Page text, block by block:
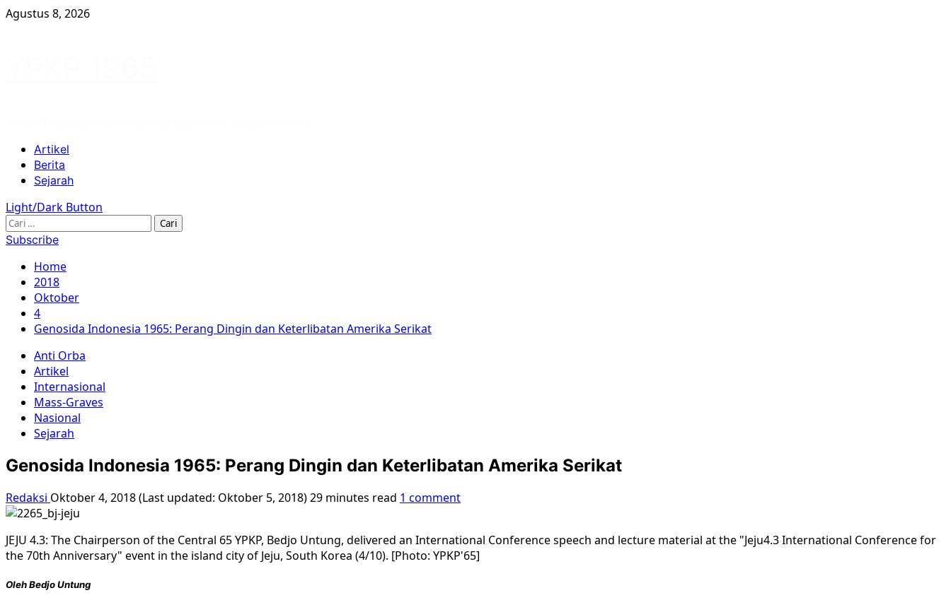
Skip
Agustus 8, 2026
Primary
Menu
Artikel
Berita
Sejarah
Light/Dark Button
Cari
untuk:
Subscribe
Home
2018
Oktober
4
Genosida Indonesia 1965: Perang Dingin dan Keterlibatan Amerika Serikat
Anti Orba
Artikel
Internasional
Mass-Graves
Nasional
Sejarah
Genosida Indonesia 1965: Perang Dingin dan Keterlibatan Amerika Serikat
Redaksi Oktober 4, 2018 (Last updated: Oktober 5, 2018)29 minutes read 1 comment
JEJU 4.3: The Chairperson of the Central 65 YPKP, Bedjo Untung, delivered an International Conference speech and lecture material at the "Jeju4.3 International Conference for
the 70th Anniversary" event in the island city of Jeju, South Korea (4/10). [Photo: YPKP'65]
Oleh Bedjo Untung